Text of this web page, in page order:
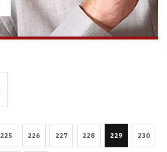
225 226 227 228 229 230